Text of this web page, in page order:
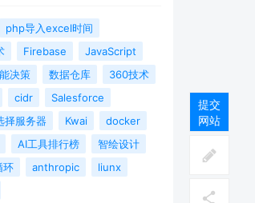
php导入excel时间
Firebase
JavaScript
决策 数据仓库
360技术
cidr
Salesforce
择服务器 Kwai
docker
AI工具排行榜
智绘设计
环 anthropic
liunx
提交
网站